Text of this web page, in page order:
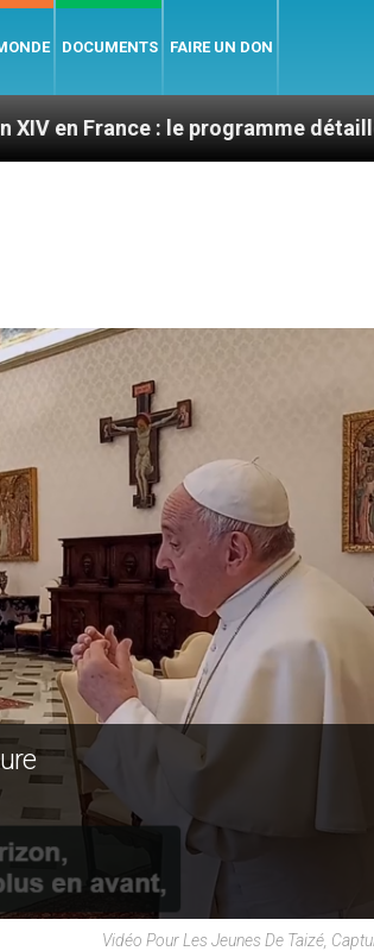
DOCUMENTS FAIRE UN DON
programme détaillé de sa visite en
Vidéo Pour Les Jeunes De Taizé,